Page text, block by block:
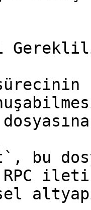
bu